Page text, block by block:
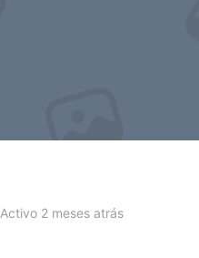
Activo 2 meses atrás